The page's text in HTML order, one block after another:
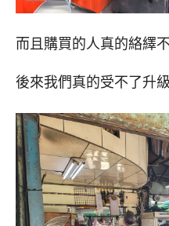
而且購買的人真的絡繹
後來我們真的受不了升